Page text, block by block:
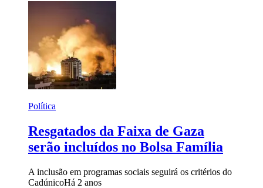
Política
Resgatados da Faixa de Gaza
serão incluídos no Bolsa Família
A inclusão em programas sociais seguirá os critérios do
CadúnicoHá 2 anos